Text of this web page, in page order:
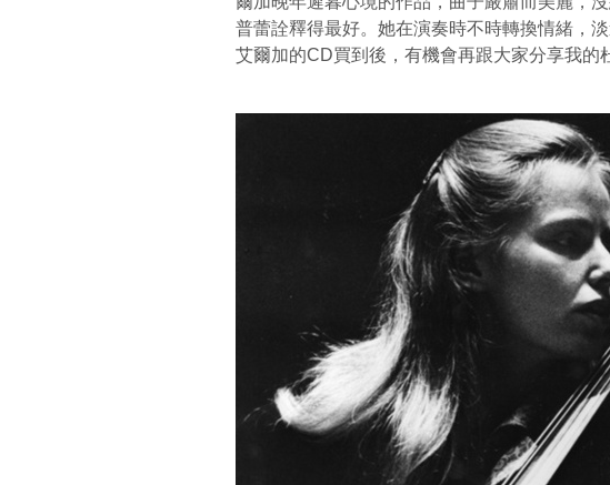
普蕾詮釋得最好。她在演奏時不時轉換情緒，
艾爾加的CD買到後，有機會再跟大家分享我的